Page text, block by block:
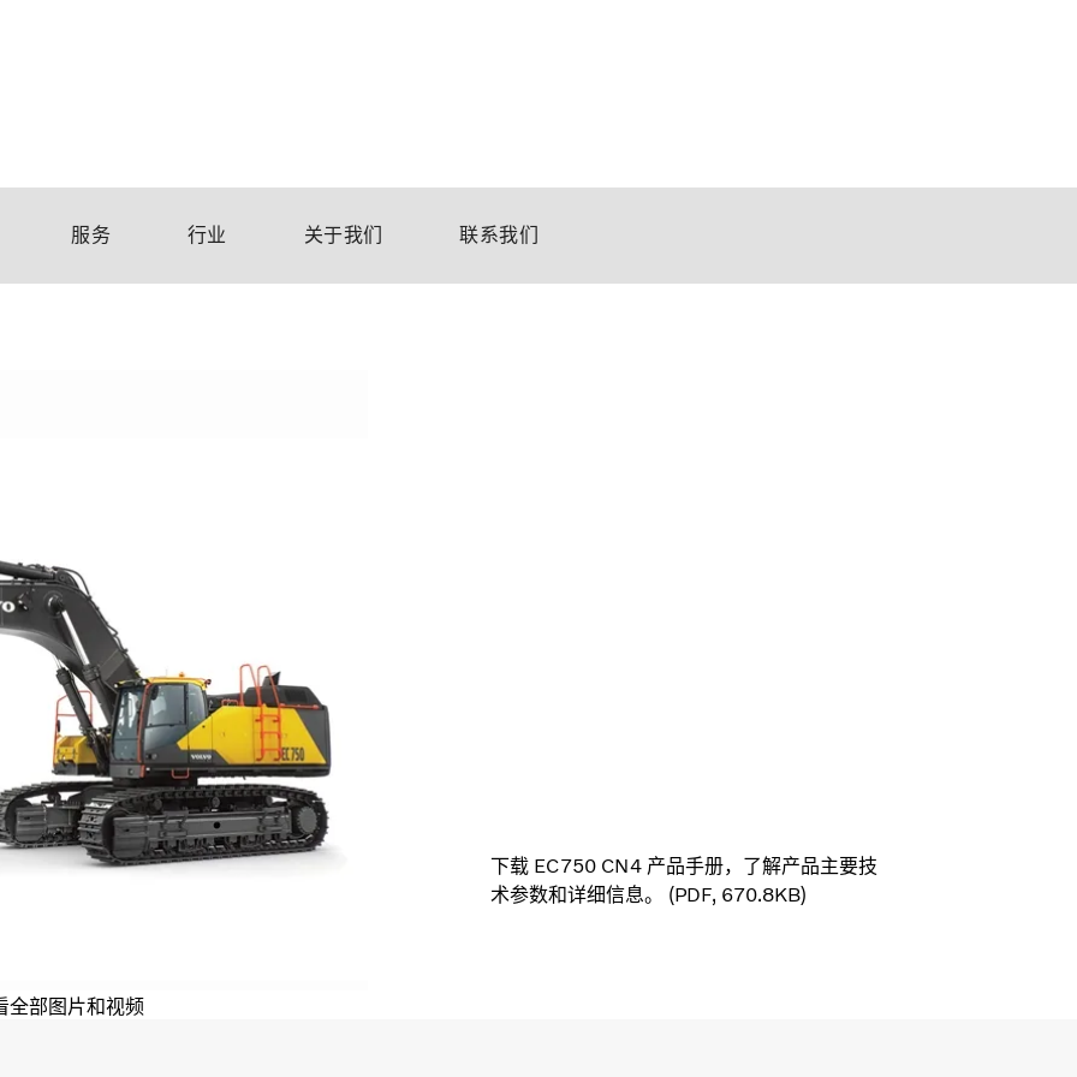
服务 行业 关于我们 联系我们
全部图片和视频
下载 EC750 CN4 产品手册，了解产品主要技
术参数和详细信息。 (PDF, 670.8KB)